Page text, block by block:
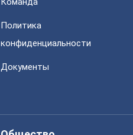
Политика
конфиденциальности
Документы